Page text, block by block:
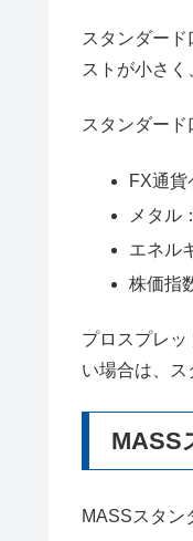
スタンダー
ストが小さ
スタンダード
FX通貨
メタル
エネル
株価指
プロスプレ
い場合は、ス
MASS
MASSスタン